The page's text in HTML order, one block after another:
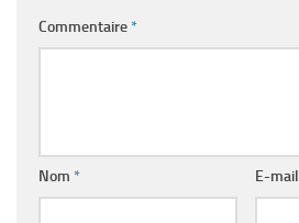
Commentaire*
Nom * E-mail